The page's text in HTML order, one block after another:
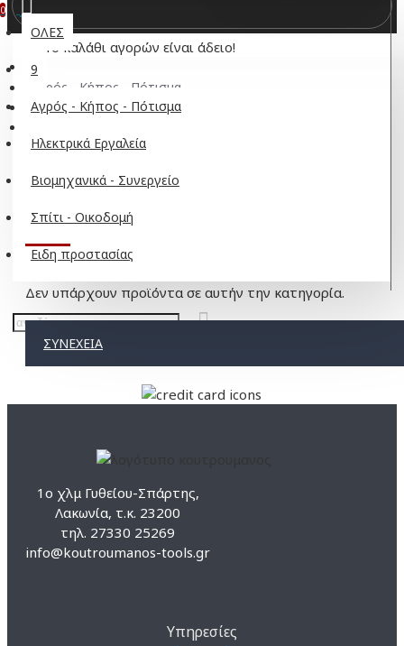
0
Το καλάθι αγορών είναι άδειο!
ΟΛΕΣ
9
Αγρός - Κήπος - Πότισμα
Ηλεκτρικά Εργαλεία
Βιομηχανικά - Συνεργείο
Σπίτι - Οικοδομή
Ειδη προστασίας
Αγρός - Κήπος - Πότισμα
Ψαλίδι μπορντούρας
ΗΛΕΚΤΡΙΚΆ
Δεν υπάρχουν προϊόντα σε αυτήν την κατηγορία.
ΣΥΝΈΧΕΙΑ
1ο χλμ Γυθείου-Σπάρτης,
Λακωνία, τ.κ. 23200
τηλ. 27330 25269
info@koutroumanos-tools.gr
Υπηρεσίες